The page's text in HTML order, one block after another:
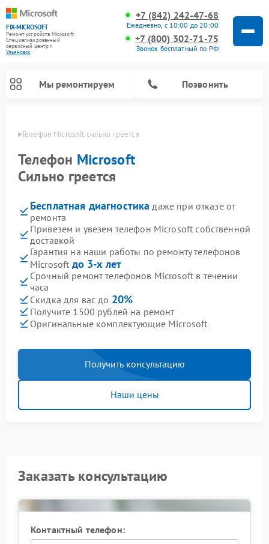
FIX-MICROSOFT
Ремонт устройств Microsoft
Специализированный
cервисный центр г.
Ульяновск
+7 (842) 242-47-68
Ежедневно, с 10:00 до 20:00
+7 (800) 302-71-75
Звонок бесплатный по РФ
Мы ремонтируем Позвонить
Телефон Microsoft сильно греется
Телефон Microsoft
Сильно греется
Бесплатная диагностика даже при отказе от
ремонта
Привезем и увезем телефон Microsoft собственной
доставкой
Гарантия на наши работы по ремонту телефонов
Microsoft до 3-х лет
Срочный ремонт телефонов Microsoft в течении
часа
Скидка для вас до 20%
Получите 1500 рублей на ремонт
Оригинальные комплектующие Microsoft
Получить консультацию
Наши цены
Заказать консультацию
Контактный телефон: